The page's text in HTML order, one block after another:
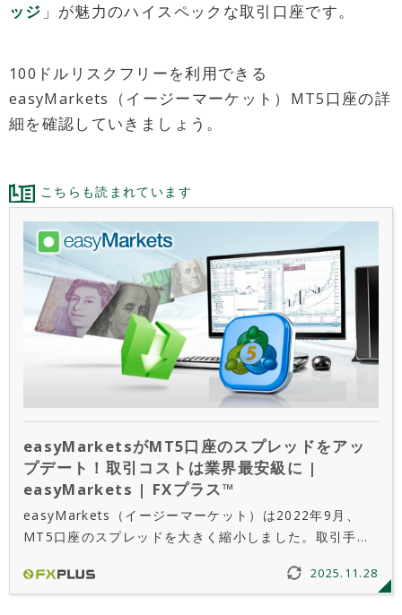
ッジ 」が魅力のハイスペックな取引口座です。
100ドルリスクフリーを利用できる
easyMarkets（イージーマーケット）MT5口座の詳
細を確認していきましょう。
こちらも読まれています
easyMarketsがMT5口座のスプレッドをアッ
プデート！取引コストは業界最安級に |
easyMarkets | FXプラス™
easyMarkets（イージーマーケット）は2022年9月、
MT5口座のスプレッドを大きく縮小しました。取引手数
なっています。当記事では、スプレッドが具体的にどれ
2025.11.28